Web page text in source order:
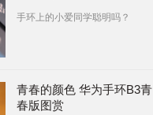
手环上的小爱同学聪明吗？
青春的颜色 华为手环B3青
春版图赏